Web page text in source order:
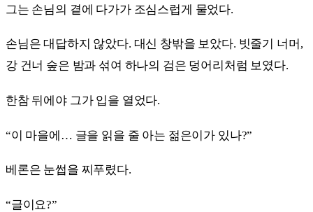
그는 손님의 곁에 다가가 조심스럽게 물었다.
손님은 대답하지 않았다. 대신 창밖을 보았다. 빗줄기 너머,
강 건너 숲은 밤과 섞여 하나의 검은 덩어리처럼 보였다.
한참 뒤에야 그가 입을 열었다.
“이 마을에… 글을 읽을 줄 아는 젊은이가 있나?”
베론은 눈썹을 찌푸렸다.
“글이요?”